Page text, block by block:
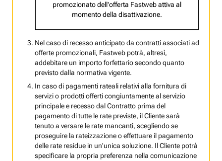
promozionato dell'offerta Fastweb attiva al
momento della disattivazione.
Nel caso di recesso anticipato da contratti associati ad
offerte promozionali, Fastweb potrà, altresì,
addebitare un importo forfettario secondo quanto
previsto dalla normativa vigente.
In caso di pagamenti rateali relativi alla fornitura di
servizi o prodotti offerti congiuntamente al servizio
principale e recesso dal Contratto prima del
pagamento di tutte le rate previste, il Cliente sarà
tenuto a versare le rate mancanti, scegliendo se
proseguire la rateizzazione o effettuare il pagamento
delle rate residue in un'unica soluzione. Il Cliente potrà
specificare la propria preferenza nella comunicazione